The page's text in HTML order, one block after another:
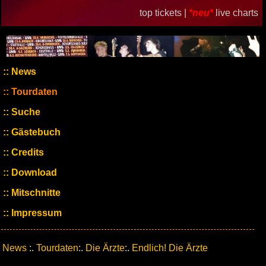
top tickets | *neu* live charts
News
Tourdaten
Suche
Gästebuch
Credits
Download
Mitschnitte
Impressum
News :. Tourdaten:. Die Ärzte:. Endlich! Die Ärzte